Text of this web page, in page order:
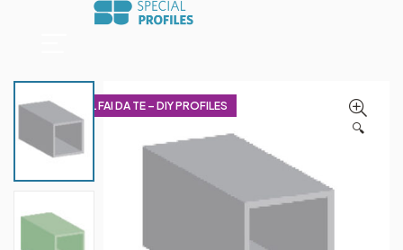
🔍
PROFILI PER IL FAI DA TE – DIY PROFILES